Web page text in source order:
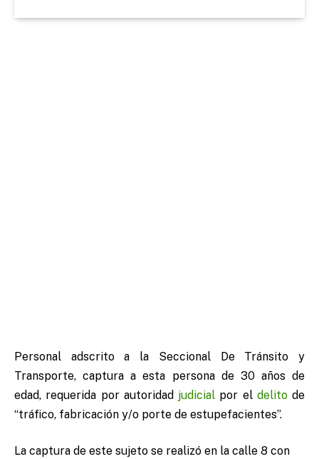
Personal adscrito a la Seccional De Tránsito y
Transporte, captura a esta persona de 30 años de
edad, requerida por autoridad judicial por el delitode
“tráfico, fabricación y/o porte de estupefacientes”.
La captura de este sujeto se realizó en la calle 8 con